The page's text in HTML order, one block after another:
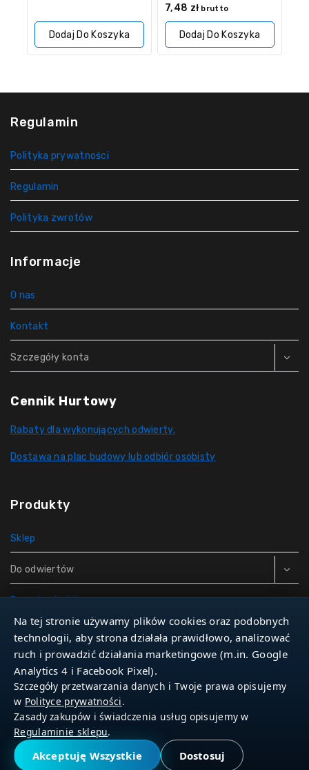
Dodaj Do Koszyka
0
5
7,48 zł brutto
Dodaj Do Koszyka
Regulamin
Polityka prywatności
Regulamin
Polityka zwrotów
Informacje
O nas
Kontakt
Szczegóły konta
Cennik Hurtowy
Rabaty dla wykonujących odwierty.
Dostawa na plac budowy lub odbiór osobisty
Produkty
Sklep
Do odwiertów
Rury do studni
Zbiorniki hydroforowe
Narzędzia
© 2026 Dla Studniarza
Na tej stronie używamy plików cookies oraz podobnych
technologii, aby strona działała prawidłowo, analizować
ruch i prowadzić działania marketingowe (m.in. Google
Analytics 4 i Facebook Pixel).
Szczegóły przetwarzania danych i Twoje prawa opisujemy
w Polityce prywatności.
Zasady zakupów i świadczenia usług opisujemy w
Regulaminie sklepu.
Akceptuję Wszystkie Dostosuj